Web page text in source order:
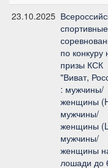
23.10.2025
спортивные
по конкуру
призы КСК
"Виват,
: мужчины/
женщины
мужчины/
женщины
мужчины/
женщины
лошади до